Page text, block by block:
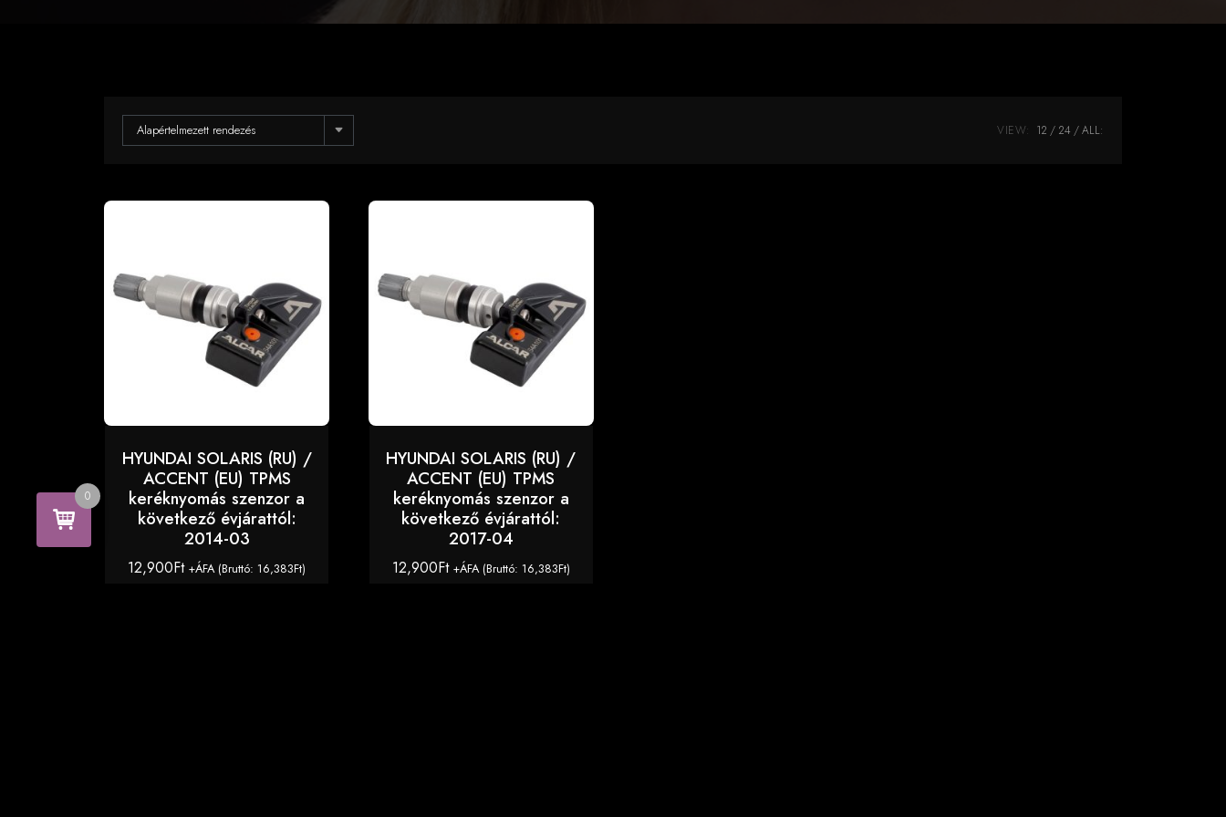
Alapértelmezett rendezés VIEW: 12 24 ALL:
HYUNDAI SOLARIS (RU) /
ACCENT (EU) TPMS
keréknyomás szenzor a
következő évjárattól:
2014-03
12,900Ft +ÁFA (Bruttó: 16,383Ft)
HYUNDAI SOLARIS (RU) /
ACCENT (EU) TPMS
keréknyomás szenzor a
következő évjárattól:
2017-04
12,900Ft +ÁFA (Bruttó: 16,383Ft)
0